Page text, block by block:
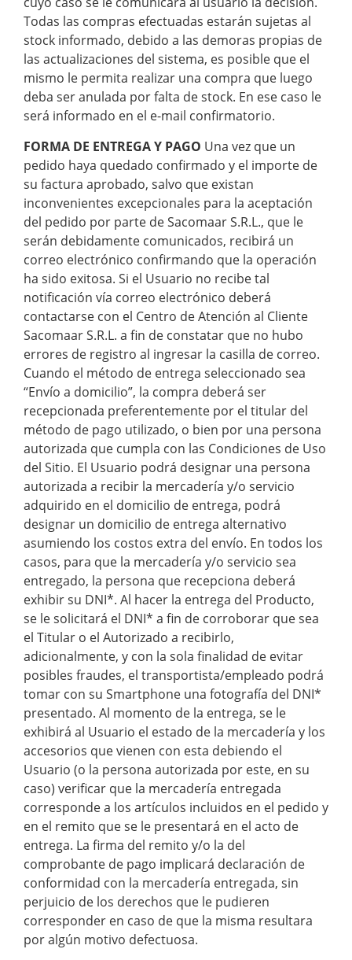
Todas las compras efectuadas estarán sujetas al
stock informado, debido a las demoras propias de
las actualizaciones del sistema, es posible que el
mismo le permita realizar una compra que luego
deba ser anulada por falta de stock. En ese caso le
será informado en el e-mail confirmatorio.
FORMA DE ENTREGA Y PAGO Una vez que un
pedido haya quedado confirmado y el importe de
su factura aprobado, salvo que existan
inconvenientes excepcionales para la aceptación
del pedido por parte de Sacomaar S.R.L., que le
serán debidamente comunicados, recibirá un
correo electrónico confirmando que la operación
ha sido exitosa. Si el Usuario no recibe tal
notificación vía correo electrónico deberá
contactarse con el Centro de Atención al Cliente
Sacomaar S.R.L. a fin de constatar que no hubo
errores de registro al ingresar la casilla de correo.
Cuando el método de entrega seleccionado sea
“Envío a domicilio”, la compra deberá ser
recepcionada preferentemente por el titular del
método de pago utilizado, o bien por una persona
autorizada que cumpla con las Condiciones de Uso
del Sitio. El Usuario podrá designar una persona
autorizada a recibir la mercadería y/o servicio
adquirido en el domicilio de entrega, podrá
designar un domicilio de entrega alternativo
asumiendo los costos extra del envío. En todos los
casos, para que la mercadería y/o servicio sea
entregado, la persona que recepciona deberá
exhibir su DNI*. Al hacer la entrega del Producto,
se le solicitará el DNI* a fin de corroborar que sea
el Titular o el Autorizado a recibirlo,
adicionalmente, y con la sola finalidad de evitar
posibles fraudes, el transportista/empleado podrá
tomar con su Smartphone una fotografía del DNI*
presentado. Al momento de la entrega, se le
exhibirá al Usuario el estado de la mercadería y los
accesorios que vienen con esta debiendo el
Usuario (o la persona autorizada por este, en su
caso) verificar que la mercadería entregada
corresponde a los artículos incluidos en el pedido y
en el remito que se le presentará en el acto de
entrega. La firma del remito y/o la del
comprobante de pago implicará declaración de
conformidad con la mercadería entregada, sin
perjuicio de los derechos que le pudieren
corresponder en caso de que la misma resultara
por algún motivo defectuosa.